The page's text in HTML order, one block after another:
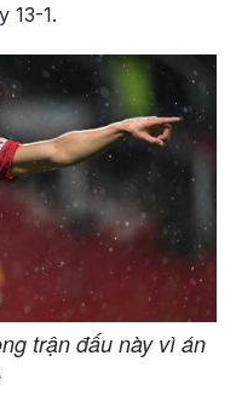
13-1.
trận đấu này vì án